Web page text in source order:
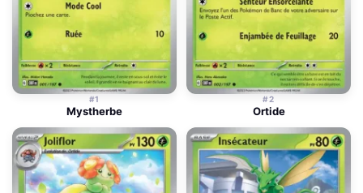
#1
Mystherbe
#2
Ortide